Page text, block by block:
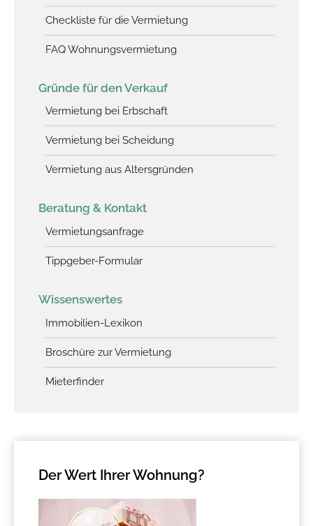
Checkliste für die Vermietung
FAQ Wohnungsvermietung
Gründe für den Verkauf
Vermietung bei Erbschaft
Vermietung bei Scheidung
Vermietung aus Altersgründen
Beratung & Kontakt
Vermietungsanfrage
Tippgeber-Formular
Wissenswertes
Immobilien-Lexikon
Broschüre zur Vermietung
Mieterfinder
Der Wert Ihrer Wohnung?